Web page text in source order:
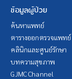
ข้อมูลผู้ป่วย
ค้นหาแพทย์
ตารางออกตรวจแพทย์
คลินิกและศูนย์รักษา
บทความสุขภาพ
GJMC Channel